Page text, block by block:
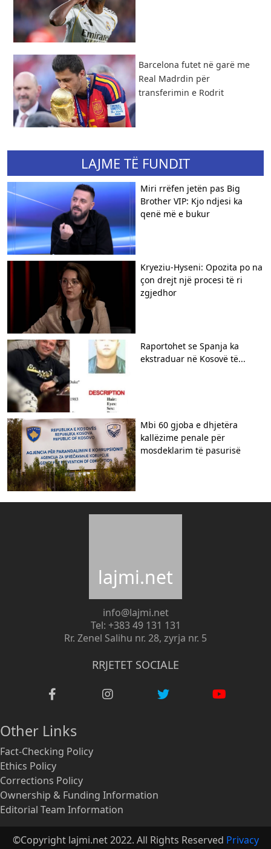
Barcelona futet në garë me
Real Madrdin për
transferimin e Rodrit
LAJME TË FUNDIT
Miri rrëfen jetën pas Big
Brother VIP: Kjo ndjesi ka
qenë më e bukur
Kryeziu-Hyseni: Opozita po na
çon drejt një procesi të ri
zgjedhor
Raportohet se Spanja ka
ekstraduar në Kosovë të...
Mbi 60 gjoba e dhjetëra
kallëzime penale për
mosdeklarim të pasurisë
lajmi.net
info@lajmi.net
Tel: +383 49 131 131
Rr. Zenel Salihu nr. 28, zyrja nr. 5
RRJETET SOCIALE
Other Links
Fact-Checking Policy
Ethics Policy
Corrections Policy
Ownership & Funding Information
Editorial Team Information
©Copyright lajmi.net 2022. All Rights Reserved Privacy